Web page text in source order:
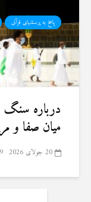
پاسخ به پرسشهای قرآنی
درباره سنگ
میان صفا و
20 جولای 2026 29